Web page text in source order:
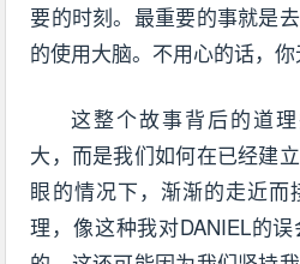
要的时刻。最重要的事就是
的使用大脑。不用心的话，你
这整个故事背后的道
大，而是我们如何在已经建
眼的情况下，渐渐的走近而
理，像这种我对DANIEL的